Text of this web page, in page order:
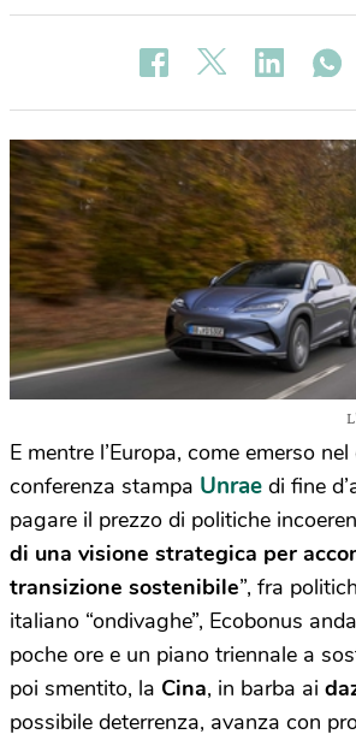
E mentre l’Europa, come emerso
conferenza stampa Unrae di fine
pagare il prezzo di politiche
di una visione strategica per
transizione sostenibile”, fra
italiano “ondivaghe”, Ecobonus
poche ore e un piano triennale a
poi smentito, la Cina, in barba ai
possibile deterrenza, avanza con